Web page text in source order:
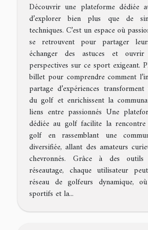
Découvrir une plateforme dédiée
d’explorer bien plus que de
techniques. C’est un espace où
se retrouvent pour partager
échanger des astuces et
perspectives sur ce sport exigeant.
billet pour comprendre comment
partage d’expériences
du golf et enrichissent la
liens entre passionnés Une
dédiée au golf facilite la rencontre
golf en rassemblant une
diversifiée, allant des amateurs
chevronnés. Grâce à des
réseautage, chaque utilisateur
réseau de golfeurs dynamique,
sportifs et la...